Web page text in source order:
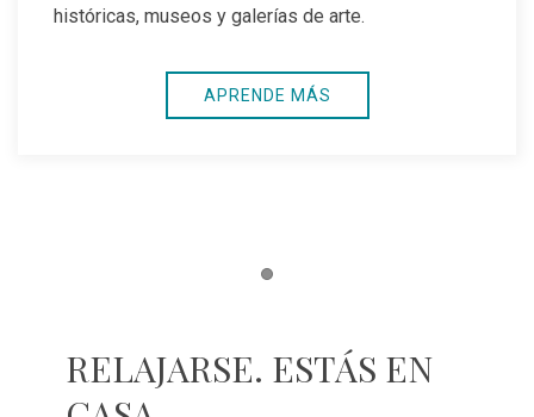
Texas A&M.
EXPLORAR
RELAJARSE. ESTÁS EN